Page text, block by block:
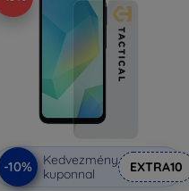
-10%
Kedvezmény
kuponnal
EXTRA10